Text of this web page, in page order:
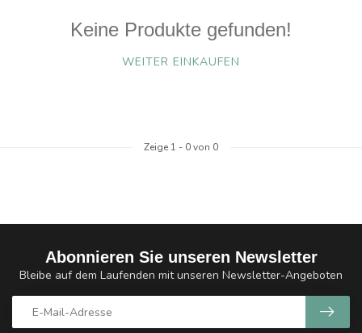
Keine Produkte gefunden!
WEITER EINKAUFEN
Zeige 1 - 0von 0
Abonnieren Sie unseren Newsletter
Bleibe auf dem Laufenden mit unseren Newsletter-Angeboten